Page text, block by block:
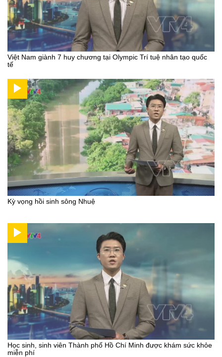
Việt Nam giành 7 huy chương tại Olympic Trí tuệ nhân tạo quốc
tế
Kỳ vọng hồi sinh sông Nhuệ
Học sinh, sinh viên Thành phố Hồ Chí Minh được khám sức khỏe
miễn phí